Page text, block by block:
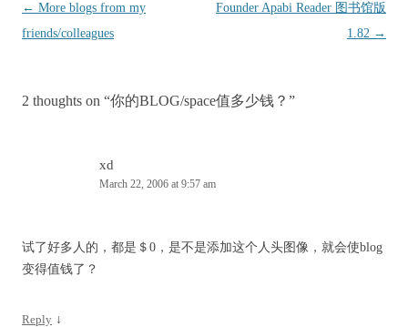
Post
navigation
← More blogs from my
friends/colleagues
Founder Apabi Reader 图书馆版
1.82 →
2 thoughts on “你的BLOG/space值多少钱？ ”
xd
March 22, 2006 at 9:57 am
试了好多人的，都是＄0，是不是添加这个人头图像，就会使blog
变得值钱了？
Reply ↓